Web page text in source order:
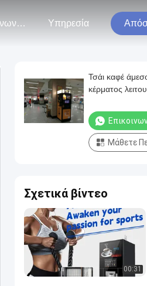
Επικοινωνήστε Μαζί Μας Υπηρεσία
Τσάι καφέ
κέρματος
Μάθετε
Σχετικά βίντεο
00:31